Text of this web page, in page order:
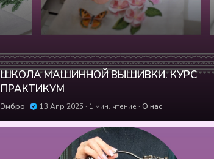
ШКОЛА МАШИННОЙ ВЫШИВКИ. КУРС
ПРАКТИКУМ
Эмбро 13 Апр 2025 1 мин. чтение О нас